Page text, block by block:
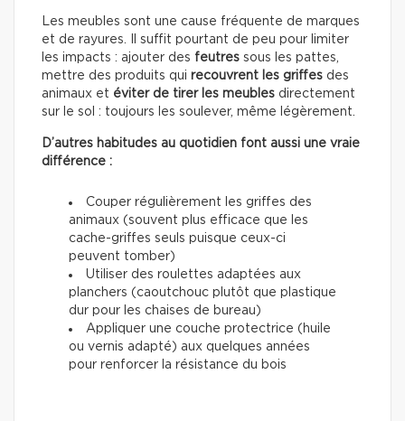
Les meubles sont une cause fréquente de marques
et de rayures. Il suffit pourtant de peu pour limiter
les impacts : ajouter des feutres sous les pattes,
mettre des produits qui recouvrent les griffes des
animaux et éviter de tirer les meubles directement
sur le sol : toujours les soulever, même légèrement.
D’autres habitudes au quotidien font aussi une vraie
différence :
Couper régulièrement les griffes des
animaux (souvent plus efficace que les
cache-griffes seuls puisque ceux-ci
peuvent tomber)
Utiliser des roulettes adaptées aux
planchers (caoutchouc plutôt que plastique
dur pour les chaises de bureau)
Appliquer une couche protectrice (huile
ou vernis adapté) aux quelques années
pour renforcer la résistance du bois